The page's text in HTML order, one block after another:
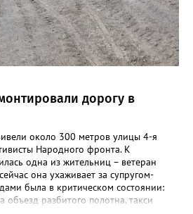
дорогу в
около 300 метров улицы 4-я
Народного фронта. К
одна из жительниц – ветеран
она ухаживает за супругом-
была в критическом состоянии:
объезд разбитого полотна, такси